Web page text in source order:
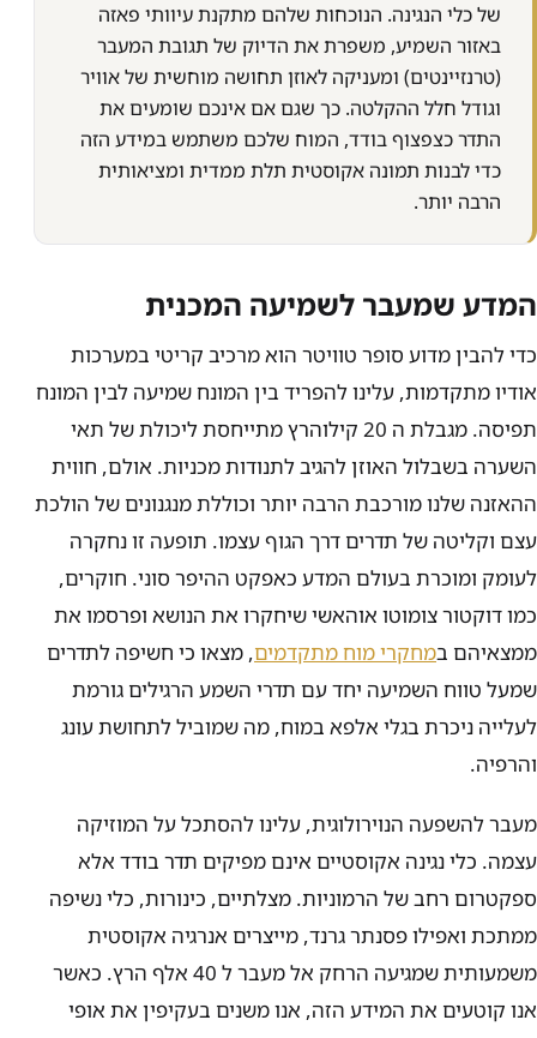
של כלי הנגינה. הנוכחות שלהם מתקנת עיוותי פאזה
באזור השמיע, משפרת את הדיוק של תגובת המעבר
(טרנזיינטים) ומעניקה לאוזן תחושה מוחשית של אוויר
וגודל חלל ההקלטה. כך שגם אם אינכם שומעים את
התדר כצפצוף בודד, המוח שלכם משתמש במידע הזה
כדי לבנות תמונה אקוסטית תלת ממדית ומציאותית
הרבה יותר.
המדע שמעבר לשמיעה המכנית
כדי להבין מדוע סופר טוויטר הוא מרכיב קריטי במערכות
אודיו מתקדמות, עלינו להפריד בין המונח שמיעה לבין המונח
תפיסה. מגבלת ה 20 קילוהרץ מתייחסת ליכולת של תאי
השערה בשבלול האוזן להגיב לתנודות מכניות. אולם, חווית
ההאזנה שלנו מורכבת הרבה יותר וכוללת מנגנונים של הולכת
עצם וקליטה של תדרים דרך הגוף עצמו. תופעה זו נחקרה
לעומק ומוכרת בעולם המדע כאפקט ההיפר סוני. חוקרים,
כמו דוקטור צומוטו אוהאשי שיחקרו את הנושא ופרסמו את
ממצאיהם במחקרי מוח מתקדמים, מצאו כי חשיפה לתדרים
שמעל טווח השמיעה יחד עם תדרי השמע הרגילים גורמת
לעלייה ניכרת בגלי אלפא במוח, מה שמוביל לתחושת עונג
והרפיה.
מעבר להשפעה הנוירולוגית, עלינו להסתכל על המוזיקה
עצמה. כלי נגינה אקוסטיים אינם מפיקים תדר בודד אלא
ספקטרום רחב של הרמוניות. מצלתיים, כינורות, כלי נשיפה
ממתכת ואפילו פסנתר גרנד, מייצרים אנרגיה אקוסטית
משמעותית שמגיעה הרחק אל מעבר ל 40 אלף הרץ. כאשר
אנו קוטעים את המידע הזה, אנו משנים בעקיפין את אופי